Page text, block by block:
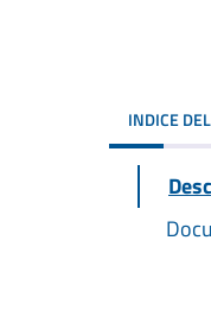
INDICE